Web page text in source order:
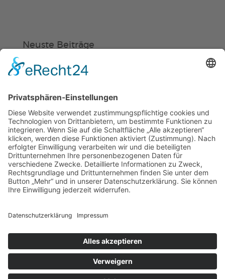
Neuste Beiträge
Verein
ab 13 Uhr geschlossen
„Am Ende bekommt jeder ein
Schwimmabzeichen“
Sommercamps: Fußball, Tanz oder
Hockey
© 2019 | TSG WEINHEIM
VERTRAG WIDERRUFEN KONTAKT